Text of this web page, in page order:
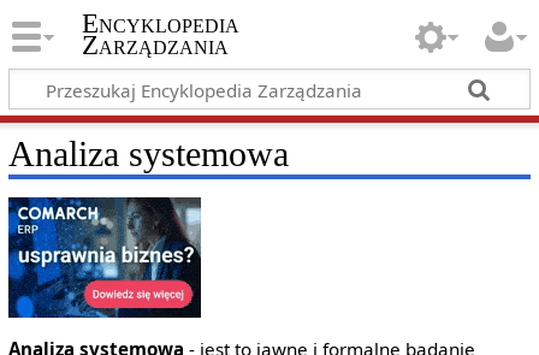
Encyklopedia
Zarządzania
Analiza systemowa
Analiza systemowa - jest to jawne i formalne badanie